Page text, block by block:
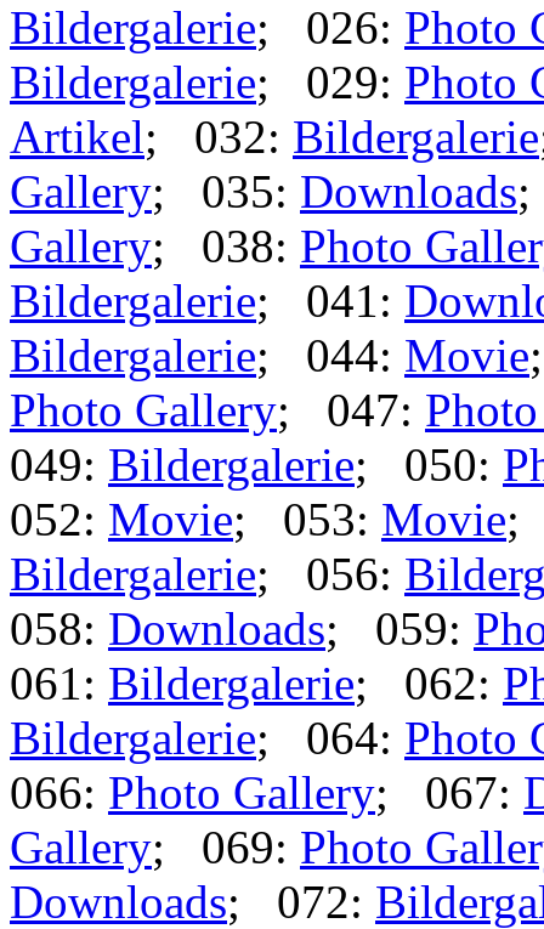
Bildergalerie; 026: Photo
Bildergalerie; 029: Photo
Artikel; 032: Bildergalerie
Gallery; 035: Downloads
Gallery; 038: Photo
Bildergalerie; 041:
Bildergalerie; 044: Movie
Photo Gallery; 047:
049: Bildergalerie; 050:
052: Movie; 053: Movie;
Bildergalerie; 056:
058: Downloads; 059:
061: Bildergalerie; 062:
Bildergalerie; 064: Photo
066: Photo Gallery; 067:
Gallery; 069: Photo
Downloads; 072: